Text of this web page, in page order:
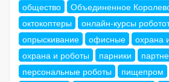
общество
Объединенное
октокоптеры
онлайн-курсы
опрыскивание
офисные
охрана
охрана и роботы
парники
персональные роботы
пищепром